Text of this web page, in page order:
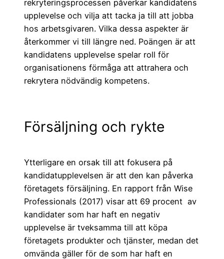
rekryteringsprocessen påverkar kandidatens
upplevelse och vilja att tacka ja till att jobba
hos arbetsgivaren. Vilka dessa aspekter är
återkommer vi till längre ned. Poängen är att
kandidatens upplevelse spelar roll för
organisationens förmåga att attrahera och
rekrytera nödvändig kompetens.
Försäljning och rykte
Ytterligare en orsak till att fokusera på
kandidatupplevelsen är att den kan påverka
företagets försäljning. En rapport från Wise
Professionals (2017) visar att 69 procent av
kandidater som har haft en negativ
upplevelse är tveksamma till att köpa
företagets produkter och tjänster, medan det
omvända gäller för de som har haft en